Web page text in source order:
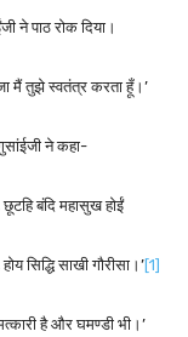
ने पाठ रोक दिया।
मैं तुझे स्वतंत्र करता हूँ।’
ने कहा-
बंदि महासुख होईं
सिद्धि साखी गौरीसा।’[1]
है और घमण्डी भी।’